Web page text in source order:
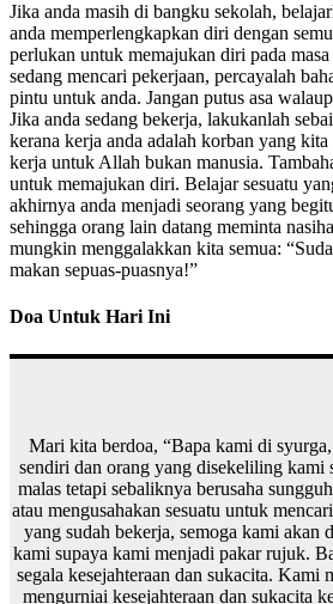
Jika anda masih di bangku sekolah,
anda memperlengkapkan diri dengan
perlukan untuk memajukan diri pada
sedang mencari pekerjaan, percayalah
pintu untuk anda. Jangan putus asa
Jika anda sedang bekerja, lakukanlah
kerana kerja anda adalah korban yang
kerja untuk Allah bukan manusia.
untuk memajukan diri. Belajar sesuatu
akhirnya anda menjadi seorang yang
sehingga orang lain datang meminta
mungkin menggalakkan kita semua:
makan sepuas-puasnya!”
Doa Untuk Hari Ini
Mari kita berdoa, “Bapa kami di
sendiri dan orang yang disekeliling kami
malas tetapi sebaliknya berusaha
atau mengusahakan sesuatu untuk
yang sudah bekerja, semoga kami akan
kami supaya kami menjadi pakarrujuk.
segala kesejahteraan dan sukacita. Kami
mengurniai kesejahteraan dan sukacita